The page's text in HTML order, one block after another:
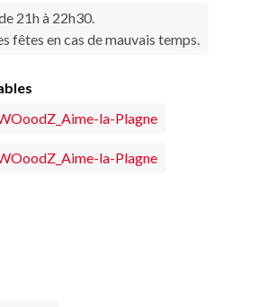
21h à 22h30.
fêtes en cas de mauvais temps.
la-Plagne
la-Plagne